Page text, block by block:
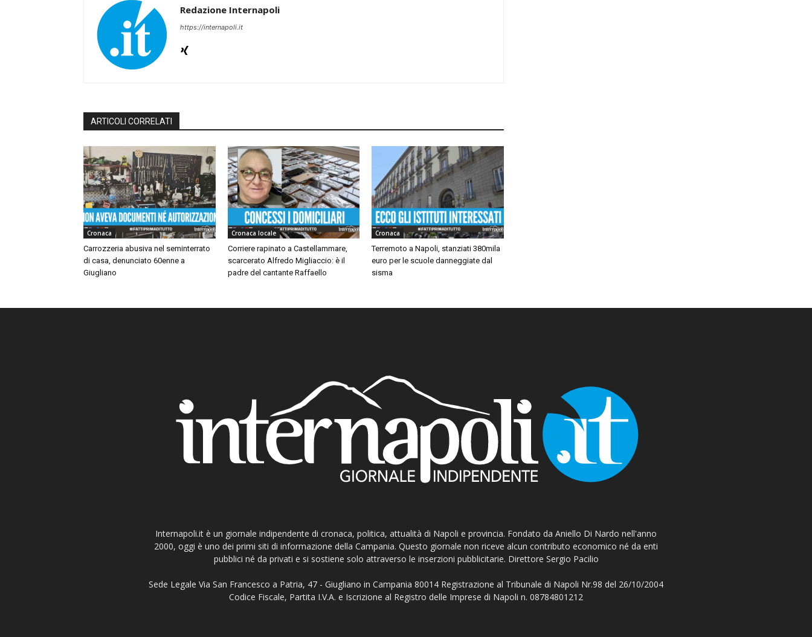
Redazione Internapoli
https://internapoli.it
ARTICOLI CORRELATI
Cronaca
Carrozzeria abusiva nel seminterrato
di casa, denunciato 60enne a
Giugliano
Cronaca locale
Corriere rapinato a Castellammare,
scarcerato Alfredo Migliaccio: è il
padre del cantante Raffaello
Cronaca
Terremoto a Napoli, stanziati 380mila
euro per le scuole danneggiate dal
sisma
Internapoli.it è un giornale indipendente di cronaca, politica, attualità di Napoli e provincia. Fondato da Aniello Di Nardo nell'anno
2000, oggi è uno dei primi siti di informazione della Campania. Questo giornale non riceve alcun contributo economico né da enti
pubblici né da privati e si sostiene solo attraverso le inserzioni pubblicitarie. Direttore Sergio Pacilio
Sede Legale Via San Francesco a Patria, 47 - Giugliano in Campania 80014 Registrazione al Tribunale di Napoli Nr.98 del 26/10/2004
Codice Fiscale, Partita I.V.A. e Iscrizione al Registro delle Imprese di Napoli n. 08784801212